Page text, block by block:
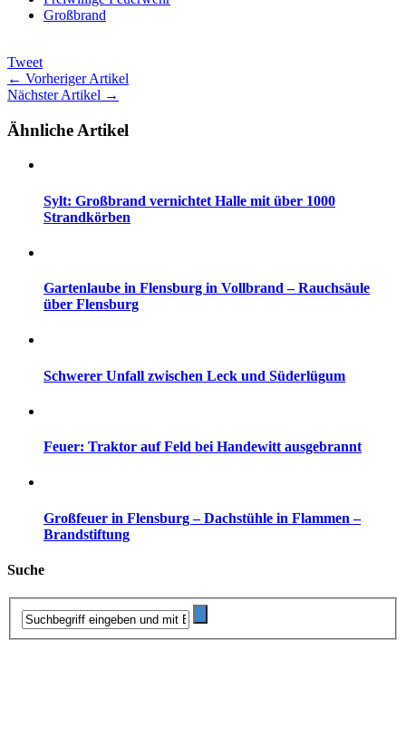
Großbrand
Tweet
← Vorheriger Artikel
Nächster Artikel →
Ähnliche Artikel
Sylt: Großbrand vernichtet Halle mit über 1000
Strandkörben
Gartenlaube in Flensburg in Vollbrand – Rauchsäule
über Flensburg
Schwerer Unfall zwischen Leck und Süderlügum
Feuer: Traktor auf Feld bei Handewitt ausgebrannt
Großfeuer in Flensburg – Dachstühle in Flammen –
Brandstiftung
Suche